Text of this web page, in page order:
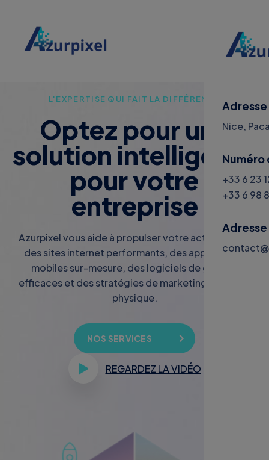
Menu
Nice,
+33 6 23
+33 6 98
L'EXPERTISE QUI FAIT LA DIFFÉRENCE
Optez pour une
solution intelligente
pour votre
entreprise
Azurpixel vous aide à propulser votre activité avec
des sites internet performants, des applications
mobiles sur-mesure, des logiciels de gestion
efficaces et des stratégies de marketing digital et
physique.
NOS SERVICES
REGARDEZ LA VIDÉO